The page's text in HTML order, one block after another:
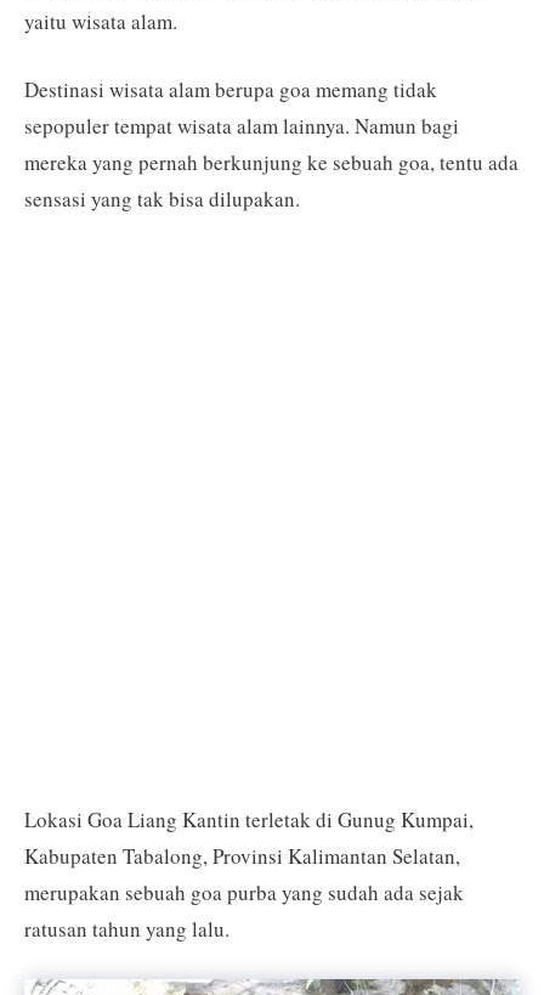
yaitu wisata alam.
Destinasi wisata alam berupa goa memang tidak
sepopuler tempat wisata alam lainnya. Namun bagi
mereka yang pernah berkunjung ke sebuah goa, tentu ada
sensasi yang tak bisa dilupakan.
Lokasi Goa Liang Kantin terletak di Gunug Kumpai,
Kabupaten Tabalong, Provinsi Kalimantan Selatan,
merupakan sebuah goa purba yang sudah ada sejak
ratusan tahun yang lalu.